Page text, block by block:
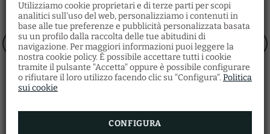
Utilizziamo cookie proprietari e di terze parti per scopi
analitici sull'uso del web, personalizziamo i contenuti in
base alle tue preferenze e pubblicità personalizzata basata
su un profilo dalla raccolta delle tue abitudini di
navigazione. Per maggiori informazioni puoi leggere la
nostra cookie policy. È possibile accettare tutti i cookie
tramite il pulsante "Accetta" oppure è possibile configurare
o rifiutare il loro utilizzo facendo clic su "Configura". Politica
sui cookie
CONFIGURA
Ristorante Santa Fosca
Scopri la gastronomia veneziana presso il
nostroRistorante Ostaria Santa Fosca,
dove potrai gustare una vasta varietà di